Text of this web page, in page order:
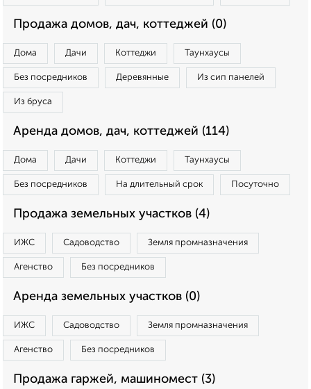
Продажа домов, дач, коттеджей (0)
Дома Дачи Коттеджи Таунхаусы
Без посредников Деревянные Из сип панелей
Из бруса
Аренда домов, дач, коттеджей (114)
Дома Дачи Коттеджи Таунхаусы
Без посредников На длительный срок Посуточно
Продажа земельных участков (4)
ИЖС Садоводство Земля промназначения
Агенство Без посредников
Аренда земельных участков (0)
ИЖС Садоводство Земля промназначения
Агенство Без посредников
Продажа гаржей, машиномест (3)